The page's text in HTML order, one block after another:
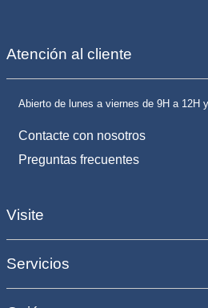
Atención al cliente
Abierto de lunes a viernes de 9H a 12H
Contacte con nosotros
Preguntas frecuentes
Visite
Servicios